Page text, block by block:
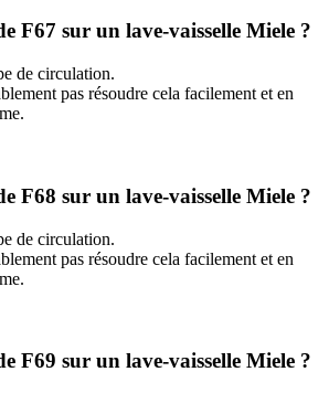
F67 sur un lave-vaisselle Miele ?
de circulation.
pas résoudre cela facilement et en
F68 sur un lave-vaisselle Miele ?
de circulation.
pas résoudre cela facilement et en
F69 sur un lave-vaisselle Miele ?